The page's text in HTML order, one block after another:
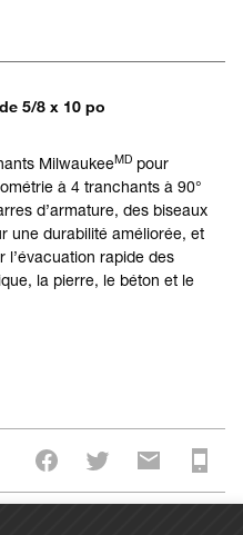
5/8 x 10 po
MilwaukeeMD pour
à 4 tranchants à 90°
d’armature, des biseaux
une durabilité améliorée, et
l’évacuation rapide des
la pierre, le béton et le